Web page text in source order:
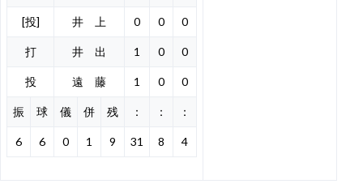
[投] 井 上 0 0 0
打 井 出 1 0 0
投 遠 藤 1 0 0
振 球 儀 併 残 ： ： ：
6 6 0 1 9 31 8 4